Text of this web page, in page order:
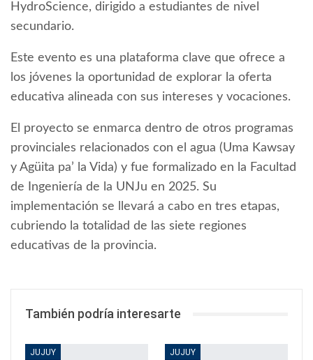
HydroScience, dirigido a estudiantes de nivel
secundario.
Este evento es una plataforma clave que ofrece a
los jóvenes la oportunidad de explorar la oferta
educativa alineada con sus intereses y vocaciones.
El proyecto se enmarca dentro de otros programas
provinciales relacionados con el agua (Uma Kawsay
y Agüita pa’ la Vida) y fue formalizado en la Facultad
de Ingeniería de la UNJu en 2025. Su
implementación se llevará a cabo en tres etapas,
cubriendo la totalidad de las siete regiones
educativas de la provincia.
También podría interesarte
JUJUY JUJUY